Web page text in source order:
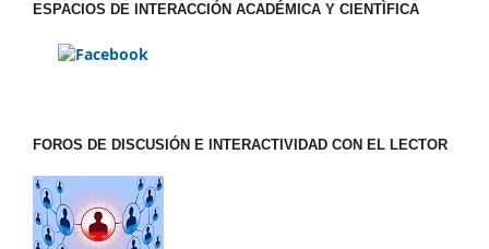
ESPACIOS DE INTERACCIÓN ACADÉMICA Y CIENTÌFICA
FOROS DE DISCUSIÓN E INTERACTIVIDAD CON EL LECTOR